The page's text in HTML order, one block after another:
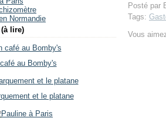
Normandie
lire)
au Bomby's
et le platane
Posté par
Tags:
Vous